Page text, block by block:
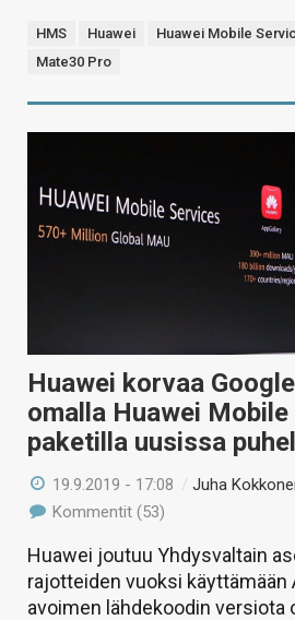
HMS Huawei Huawei Mobile
Mate30 Pro
Huawei korvaa
omalla Huawei
paketilla uusissa
19.9.2019 - 17:08 /Juha
Kommentit (53)
Huawei joutuu Yhdysvaltain
rajotteiden vuoksi käyttämään
avoimen lähdekoodin versiota